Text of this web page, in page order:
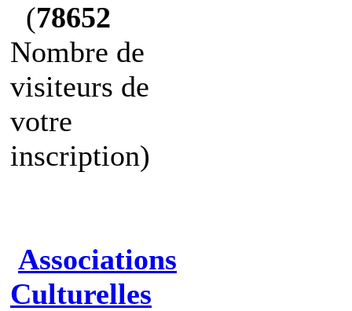
(78652
Nombre de
visiteurs de
votre
inscription)
Associations
Culturelles